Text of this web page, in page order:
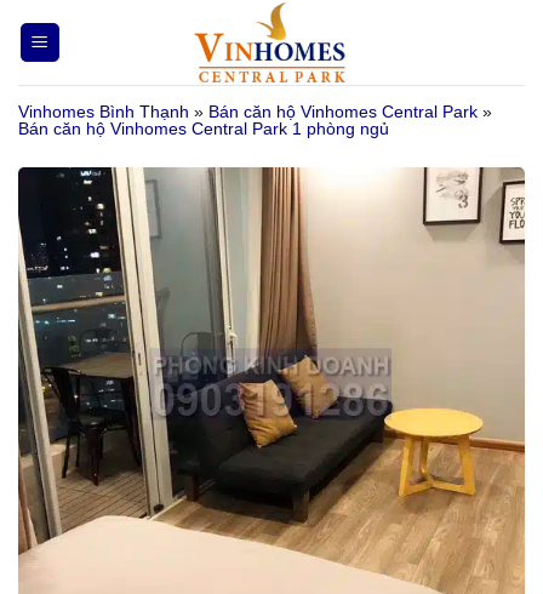
qua
nội
dung
Vinhomes Bình Thạnh » Bán căn hộ Vinhomes Central Park »
Bán căn hộ Vinhomes Central Park 1 phòng ngủ